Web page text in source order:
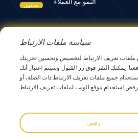
سنين
النمو مع العملاء
اتصل بنا
المبنى الثاني عشر، رقم 9 طريق شينغ يانغ، ووشي 214082،
جيانجسو، الصين
0086 510 8580 8562
0086 152 5144 1199
سياسة ملفات الارتباط
تعريف الارتباط لتخصيص وتحسين تجربتك
يمكنك النقر فوق زر القبول وسيتم اعتبار أنك
جميع ملفات تعريف الارتباط ذات الصلة، أو
رفض